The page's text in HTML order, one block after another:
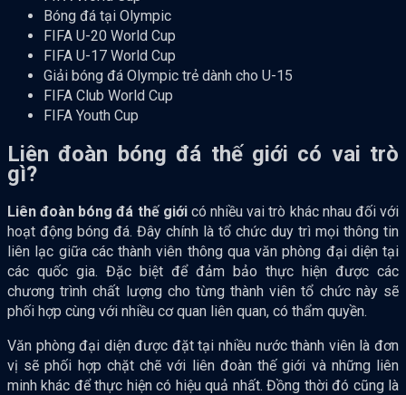
Bóng đá tại Olympic
FIFA U-20 World Cup
FIFA U-17 World Cup
Giải bóng đá Olympic trẻ dành cho U-15
FIFA Club World Cup
FIFA Youth Cup
Liên đoàn bóng đá thế giới có vai trò
gì?
Liên đoàn bóng đá thế giớicó nhiều vai trò khác nhau đối với
hoạt động bóng đá. Đây chính là tổ chức duy trì mọi thông tin
liên lạc giữa các thành viên thông qua văn phòng đại diện tại
các quốc gia. Đặc biệt để đảm bảo thực hiện được các
chương trình chất lượng cho từng thành viên tổ chức này sẽ
phối hợp cùng với nhiều cơ quan liên quan, có thẩm quyền.
Văn phòng đại diện được đặt tại nhiều nước thành viên là đơn
vị sẽ phối hợp chặt chẽ với liên đoàn thế giới và những liên
minh khác để thực hiện có hiệu quả nhất. Đồng thời đó cũng là